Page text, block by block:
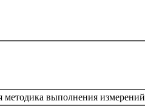
методика выполнения измерений